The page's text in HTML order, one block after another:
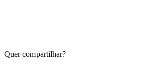
Quer compartilhar?